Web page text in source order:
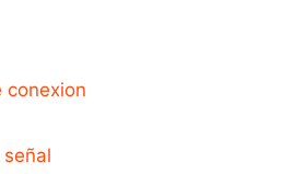
conexion